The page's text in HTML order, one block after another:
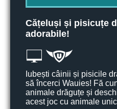
Cățeluși și pisicuțe
adorabile!
Iubești câinii și pisicile
să încerci Wauies! Fă
animale drăguțe și
acest joc cu animale